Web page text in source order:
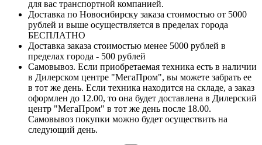
для вас транспортной компанией.
Доставка по Новосибирску заказа стоимостью от 5000
рублей и выше осуществляется в пределах города
БЕСПЛАТНО
Доставка заказа стоимостью менее 5000 рублей в
пределах города - 500 рублей
Самовывоз. Если приобретаемая техника есть в наличии
в Дилерском центре "МегаПром", вы можете забрать ее
в тот же день. Если техника находится на складе, а заказ
оформлен до 12.00, то она будет доставлена в Дилерский
центр "МегаПром" в тот же день после 18.00.
Самовывоз покупки можно будет осуществить на
следующий день.